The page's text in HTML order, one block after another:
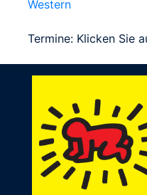
Western
Termine: Klicken Sie